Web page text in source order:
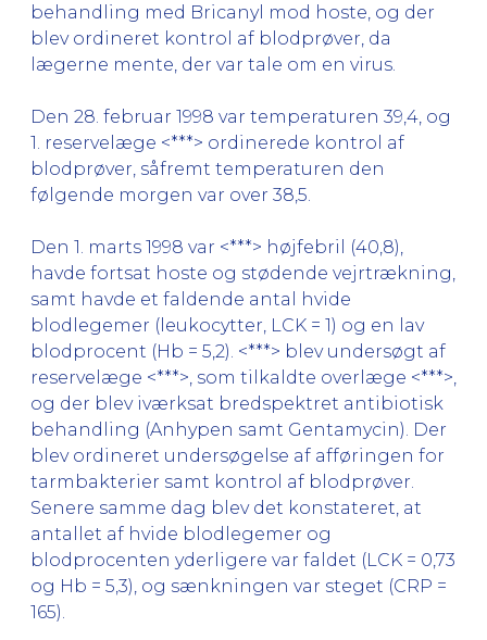
behandling med Bricanyl mod hoste, og der
blev ordineret kontrol af blodprøver, da
lægerne mente, der var tale om en virus.
Den 28. februar 1998 var temperaturen 39,4, og
1. reservelæge <***> ordinerede kontrol af
blodprøver, såfremt temperaturen den
følgende morgen var over 38,5.
Den 1. marts 1998 var <***> højfebril (40,8),
havde fortsat hoste og stødende vejrtrækning,
samt havde et faldende antal hvide
blodlegemer (leukocytter, LCK = 1) og en lav
blodprocent (Hb = 5,2). <***> blev undersøgt af
reservelæge <***>, som tilkaldte overlæge <***>,
og der blev iværksat bredspektret antibiotisk
behandling (Anhypen samt Gentamycin). Der
blev ordineret undersøgelse af afføringen for
tarmbakterier samt kontrol af blodprøver.
Senere samme dag blev det konstateret, at
antallet af hvide blodlegemer og
blodprocenten yderligere var faldet (LCK = 0,73
og Hb = 5,3), og sænkningen var steget (CRP =
165).